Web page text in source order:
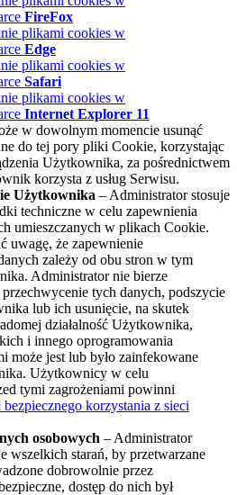
FireFox
plikami cookies w
Edge
plikami cookies w
Safari
plikami cookies w
Internet Explorer 11
w dowolnym momencie usunąć
do tej pory pliki Cookie, korzystając
Użytkownika, za pośrednictwem
korzysta z usług Serwisu.
Użytkownika – Administrator stosuje
techniczne w celu zapewnienia
umieszczanych w plikach Cookie.
uwagę, że zapewnienie
zależy od obu stron w tym
Administrator nie bierze
tych danych, podszycie
lub ich usunięcie, na skutek
działalność Użytkownika,
i innego oprogramowania
może jest lub było zainfekowane
Użytkownicy w celu
tymi zagrożeniami powinni
bezpiecznego korzystania z sieci
osobowych – Administrator
wszelkich starań, by przetwarzane
dobrowolnie przez
dostęp do nich był